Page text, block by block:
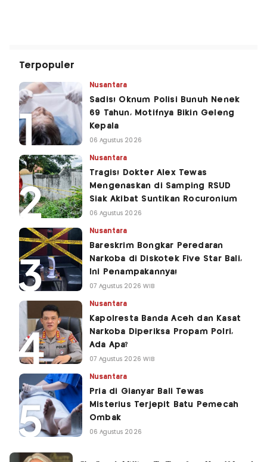
Terpopuler
Nusantara
Sadis! Oknum Polisi Bunuh Nenek
69 Tahun, Motifnya Bikin Geleng
Kepala
06 Agustus 2026
Nusantara
Tragis! Dokter Alex Tewas
Mengenaskan di Samping RSUD
Siak Akibat Suntikan Rocuronium
06 Agustus 2026
Nusantara
Bareskrim Bongkar Peredaran
Narkoba di Diskotek Five Star Bali,
Ini Penampakannya!
07 Agustus 2026 WIB
Nusantara
Kapolresta Banda Aceh dan Kasat
Narkoba Diperiksa Propam Polri,
Ada Apa?
07 Agustus 2026 WIB
Nusantara
Pria di Gianyar Bali Tewas
Misterius Terjepit Batu Pemecah
Ombak
06 Agustus 2026